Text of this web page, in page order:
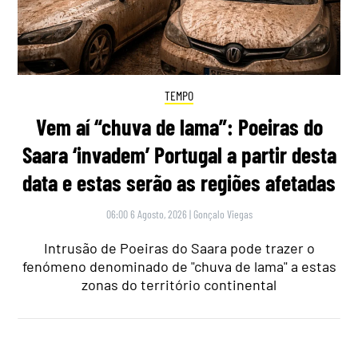
TEMPO
Vem aí “chuva de lama”: Poeiras do
Saara ‘invadem’ Portugal a partir desta
data e estas serão as regiões afetadas
06:00 6 Agosto, 2026 | Gonçalo Viegas
Intrusão de Poeiras do Saara pode trazer o
fenómeno denominado de "chuva de lama" a estas
zonas do território continental